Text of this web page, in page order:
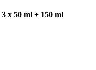
x 50 ml + 150 ml